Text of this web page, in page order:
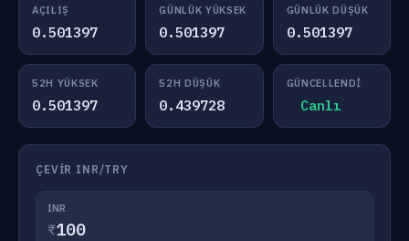
AÇILIŞ
0.501397
GÜNLÜK YÜKSEK
0.501397
GÜNLÜK DÜŞÜK
0.501397
52H YÜKSEK
0.501397
52H DÜŞÜK
0.439728
GÜNCELLENDI
Canlı
ÇEVIR INR/TRY
INR
₹